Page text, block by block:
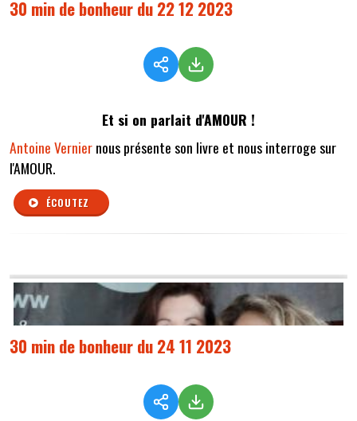
30 min de bonheur du 22 12 2023
Et si on parlait d'AMOUR !
Antoine Verniernous présente son livre et nous interroge sur
l'AMOUR.
ÉCOUTEZ
30 min de bonheur du 24 11 2023